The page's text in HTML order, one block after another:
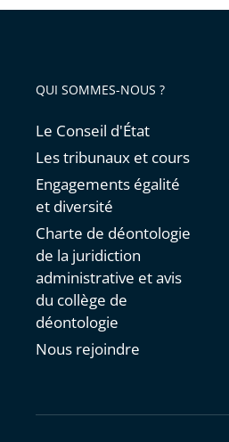
QUI SOMMES-NOUS ?
Le Conseil d'État
Les tribunaux et cours
Engagements égalité
et diversité
Charte de déontologie
de la juridiction
administrative et avis
du collège de
déontologie
Nous rejoindre